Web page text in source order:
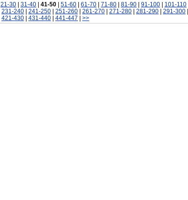
21-30 31-40 41-50 51-60 61-70 71-80 81-90 91-100 101-110
231-240 241-250 251-260 261-270 271-280 281-290 291-300
421-430 431-440 441-447 >>